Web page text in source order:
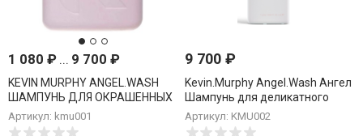
1 080 ₽ ... 9 700 ₽
KEVIN MURPHY ANGEL.WASH
ШАМПУНЬ ДЛЯ ОКРАШЕННЫХ
ВОЛОС
Артикул: kmu001
9 700₽
Kevin.Murphy Angel.Wash Ангел
Шампунь для деликатного
ухода за цветом 1000 мл
Артикул: KMU002